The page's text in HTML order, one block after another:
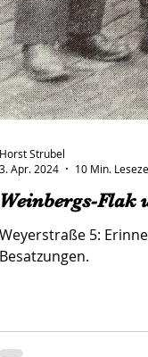
Weinbergs-Flak
Weyerstraße 5:
Besatzungen.
Horst Strubel
3. Apr. 2024
10 Min.